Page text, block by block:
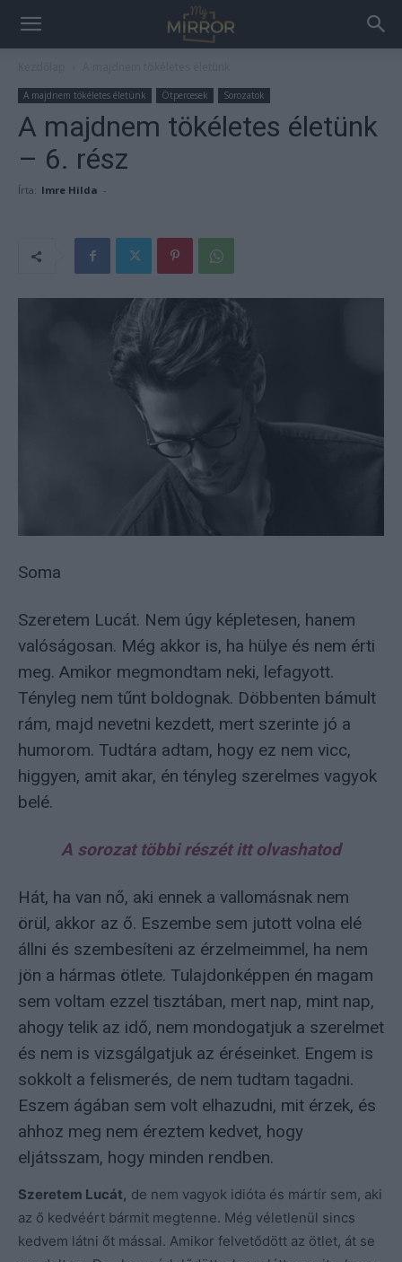
A majdnem tökéletes életünk Ötpercesek Sorozatok
A majdnem tökéletes életünk
– 6. rész
Írta: Imre Hilda -
Soma
Szeretem Lucát. Nem úgy képletesen, hanem
valóságosan. Még akkor is, ha hülye és nem érti
meg. Amikor megmondtam neki, lefagyott.
Tényleg nem tűnt boldognak. Döbbenten bámult
rám, majd nevetni kezdett, mert szerinte jó a
humorom. Tudtára adtam, hogy ez nem vicc,
higgyen, amit akar, én tényleg szerelmes vagyok
belé.
A sorozat többi részét itt olvashatod
Hát, ha van nő, aki ennek a vallomásnak nem
örül, akkor az ő. Eszembe sem jutott volna elé
állni és szembesíteni az érzelmeimmel, ha nem
jön a hármas ötlete. Tulajdonképpen én magam
sem voltam ezzel tisztában, mert nap, mint nap,
ahogy telik az idő, nem mondogatjuk a szerelmet
és nem is vizsgálgatjuk az éréseinket. Engem is
sokkolt a felismerés, de nem tudtam tagadni.
Eszem ágában sem volt elhazudni, mit érzek, és
ahhoz meg nem éreztem kedvet, hogy
eljátsszam, hogy minden rendben.
Szeretem Lucát, de nem vagyok idióta és mártír sem, aki
az ő kedvéért bármit megtenne. Még véletlenül sincs
kedvem látni őt mással. Amikor felvetődött az ötlet, át se